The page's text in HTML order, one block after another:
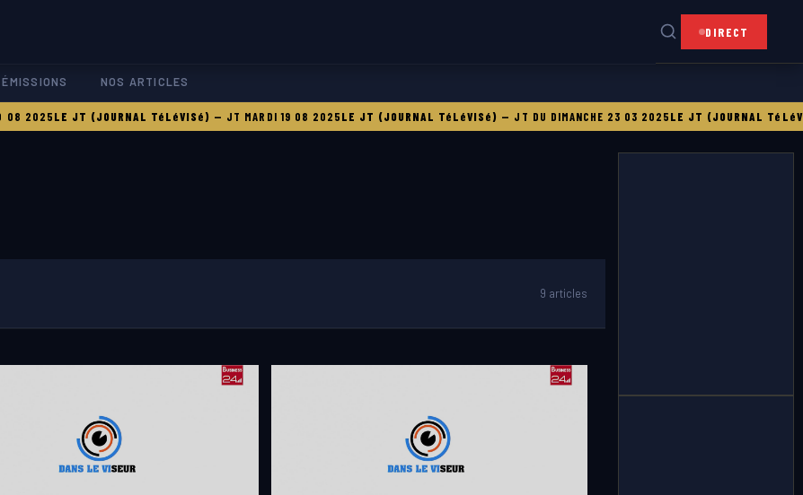
DIRECT
NOS ARTICLES
2025LE JT (JOURNAL TéLéVISé)—JT MARDI 19 08 2025LE JT (JOURNAL TéLéVISé)—JT DU DIMANCHE 23 03 2025LE JT (JOURNAL TéLéVISé)
9 articles